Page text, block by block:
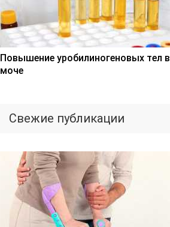
Повышение уробилиногеновых тел в
моче
Свежие публикации